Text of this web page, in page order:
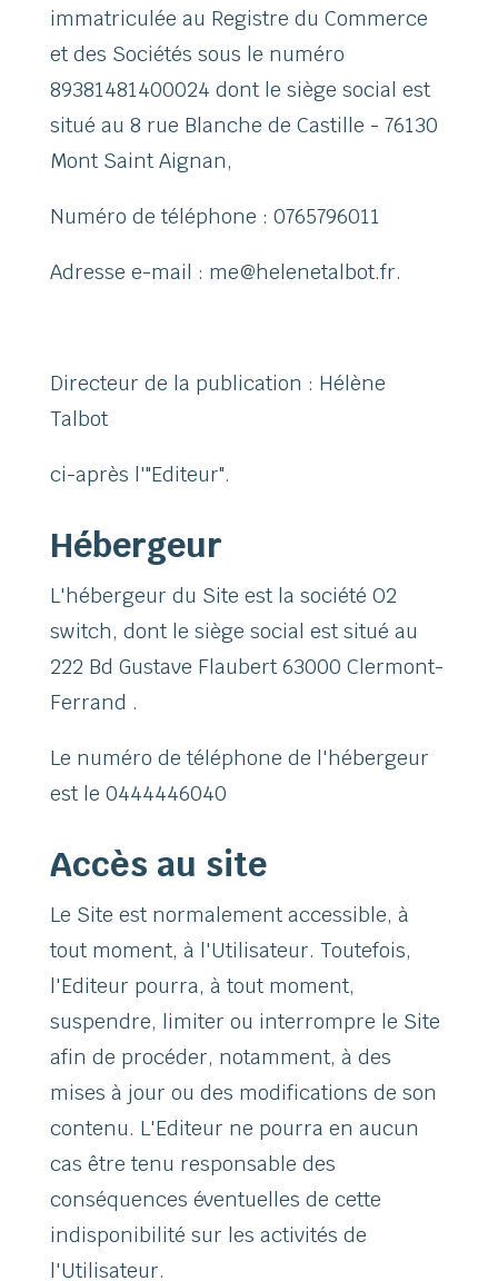
immatriculée au Registre du Commerce
et des Sociétés sous le numéro
89381481400024 dont le siège social est
situé au 8 rue Blanche de Castille - 76130
Mont Saint Aignan,
Numéro de téléphone : 0765796011
Adresse e-mail : me@helenetalbot.fr.
Directeur de la publication : Hélène
Talbot
ci-après l'"Editeur".
Hébergeur
L'hébergeur du Site est la société O2
switch, dont le siège social est situé au
222 Bd Gustave Flaubert 63000 Clermont-
Ferrand .
Le numéro de téléphone de l'hébergeur
est le 0444446040
Accès au site
Le Site est normalement accessible, à
tout moment, à l'Utilisateur. Toutefois,
l'Editeur pourra, à tout moment,
suspendre, limiter ou interrompre le Site
afin de procéder, notamment, à des
mises à jour ou des modifications de son
contenu. L'Editeur ne pourra en aucun
cas être tenu responsable des
conséquences éventuelles de cette
indisponibilité sur les activités de
l'Utilisateur.